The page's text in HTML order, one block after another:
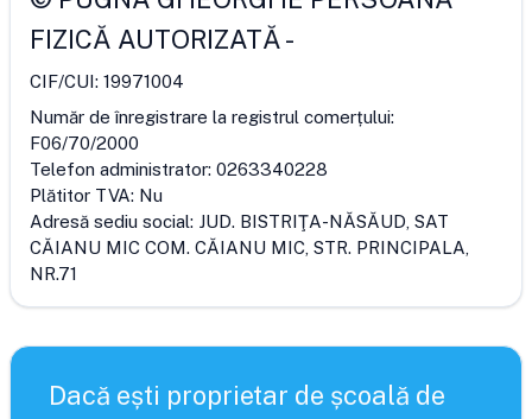
FIZICĂ AUTORIZATĂ-
CIF/CUI: 19971004
Număr de înregistrare la registrul comerțului:
F06/70/2000
Telefon administrator: 0263340228
Plătitor TVA: Nu
Adresă sediu social: JUD. BISTRIŢA-NĂSĂUD, SAT
CĂIANU MIC COM. CĂIANU MIC, STR. PRINCIPALA,
NR.71
Dacă ești proprietar de școală de